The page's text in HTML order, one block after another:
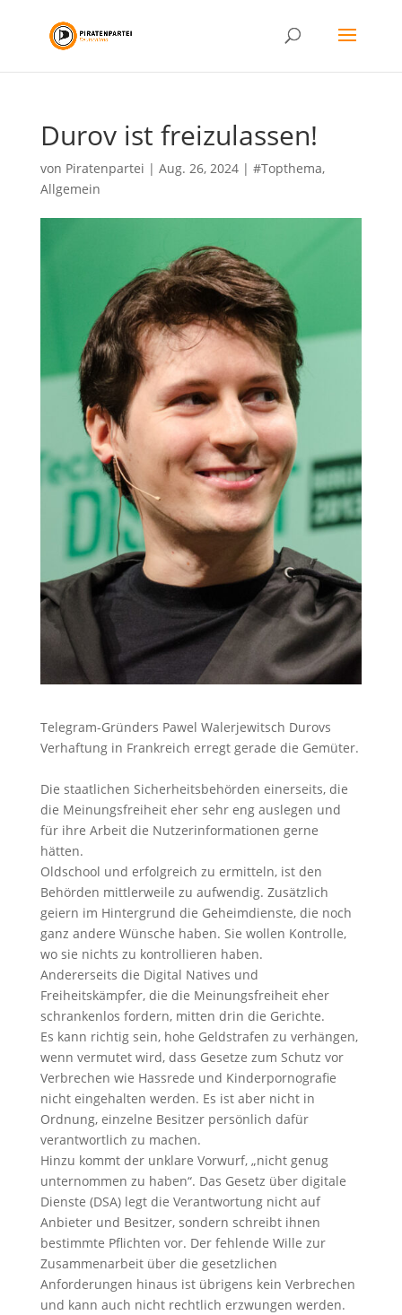
Durov ist freizulassen!
von Piratenpartei | Aug. 26, 2024| #Topthema,
Allgemein
Telegram-Gründers Pawel Walerjewitsch Durovs
Verhaftung in Frankreich erregt gerade die Gemüter.
Die staatlichen Sicherheitsbehörden einerseits, die
die Meinungsfreiheit eher sehr eng auslegen und
für ihre Arbeit die Nutzerinformationen gerne
hätten.
Oldschool und erfolgreich zu ermitteln, ist den
Behörden mittlerweile zu aufwendig. Zusätzlich
geiern im Hintergrund die Geheimdienste, die noch
ganz andere Wünsche haben. Sie wollen Kontrolle,
wo sie nichts zu kontrollieren haben.
Andererseits die Digital Natives und
Freiheitskämpfer, die die Meinungsfreiheit eher
schrankenlos fordern, mitten drin die Gerichte.
Es kann richtig sein, hohe Geldstrafen zu verhängen,
wenn vermutet wird, dass Gesetze zum Schutz vor
Verbrechen wie Hassrede und Kinderpornografie
nicht eingehalten werden. Es ist aber nicht in
Ordnung, einzelne Besitzer persönlich dafür
verantwortlich zu machen.
Hinzu kommt der unklare Vorwurf, „nicht genug
unternommen zu haben“. Das Gesetz über digitale
Dienste (DSA) legt die Verantwortung nicht auf
Anbieter und Besitzer, sondern schreibt ihnen
bestimmte Pflichten vor. Der fehlende Wille zur
Zusammenarbeit über die gesetzlichen
Anforderungen hinaus ist übrigens kein Verbrechen
und kann auch nicht rechtlich erzwungen werden.